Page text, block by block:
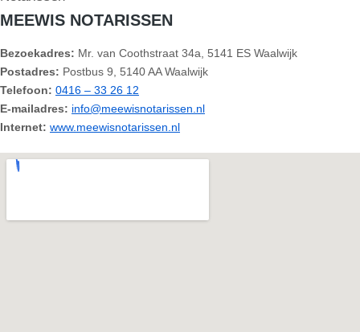
MEEWIS NOTARISSEN
Bezoekadres: Mr. van Coothstraat 34a, 5141 ES Waalwijk
Postadres: Postbus 9, 5140 AA Waalwijk
Telefoon: 0416 – 33 26 12
E-mailadres: info@meewisnotarissen.nl
Internet: www.meewisnotarissen.nl